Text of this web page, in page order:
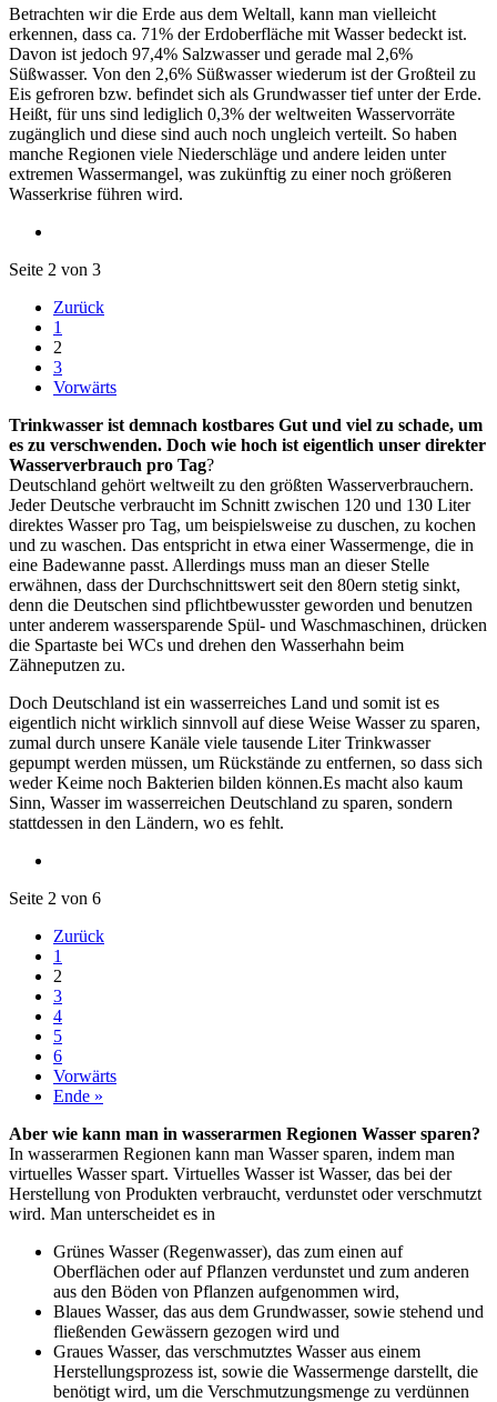
Betrachten wir die Erde aus dem Weltall, kann man vielleicht
erkennen, dass ca. 71% der Erdoberfläche mit Wasser bedeckt ist.
Davon ist jedoch 97,4% Salzwasser und gerade mal 2,6%
Süßwasser. Von den 2,6% Süßwasser wiederum ist der Großteil zu
Eis gefroren bzw. befindet sich als Grundwasser tief unter der Erde.
Heißt, für uns sind lediglich 0,3% der weltweiten Wasservorräte
zugänglich und diese sind auch noch ungleich verteilt. So haben
manche Regionen viele Niederschläge und andere leiden unter
extremen Wassermangel, was zukünftig zu einer noch größeren
Wasserkrise führen wird.
Seite 2 von 3
Zurück
1
2
3
Vorwärts
Trinkwasser ist demnach kostbares Gut und viel zu schade, um
es zu verschwenden. Doch wie hoch ist eigentlich unser direkter
Wasserverbrauch pro Tag?
Deutschland gehört weltweilt zu den größten Wasserverbrauchern.
Jeder Deutsche verbraucht im Schnitt zwischen 120 und 130 Liter
direktes Wasser pro Tag, um beispielsweise zu duschen, zu kochen
und zu waschen. Das entspricht in etwa einer Wassermenge, die in
eine Badewanne passt. Allerdings muss man an dieser Stelle
erwähnen, dass der Durchschnittswert seit den 80ern stetig sinkt,
denn die Deutschen sind pflichtbewusster geworden und benutzen
unter anderem wassersparende Spül- und Waschmaschinen, drücken
die Spartaste bei WCs und drehen den Wasserhahn beim
Zähneputzen zu.
Doch Deutschland ist ein wasserreiches Land und somit ist es
eigentlich nicht wirklich sinnvoll auf diese Weise Wasser zu sparen,
zumal durch unsere Kanäle viele tausende Liter Trinkwasser
gepumpt werden müssen, um Rückstände zu entfernen, so dass sich
weder Keime noch Bakterien bilden können.Es macht also kaum
Sinn, Wasser im wasserreichen Deutschland zu sparen, sondern
stattdessen in den Ländern, wo es fehlt.
Seite 2 von 6
Zurück
1
2
3
4
5
6
Vorwärts
Ende »
Aber wie kann man in wasserarmen Regionen Wasser sparen?
In wasserarmen Regionen kann man Wasser sparen, indem man
virtuelles Wasser spart. Virtuelles Wasser ist Wasser, das bei der
Herstellung von Produkten verbraucht, verdunstet oder verschmutzt
wird. Man unterscheidet es in
Grünes Wasser (Regenwasser), das zum einen auf
Oberflächen oder auf Pflanzen verdunstet und zum anderen
aus den Böden von Pflanzen aufgenommen wird,
Blaues Wasser, das aus dem Grundwasser, sowie stehend und
fließenden Gewässern gezogen wird und
Graues Wasser, das verschmutztes Wasser aus einem
Herstellungsprozess ist, sowie die Wassermenge darstellt, die
benötigt wird, um die Verschmutzungsmenge zu verdünnen